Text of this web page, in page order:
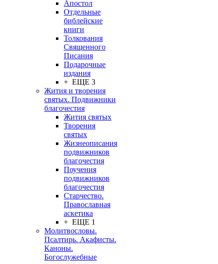
Апостол
Отдельные
библейские
книги
Толкования
Священного
Писания
Подарочные
издания
+ ЕЩЕ 3
Жития и творения
святых. Подвижники
благочестия
Жития святых
Творения
святых
Жизнеописания
подвижников
благочестия
Поучения
подвижников
благочестия
Старчество.
Православная
аскетика
+ ЕЩЕ 1
Молитвословы.
Псалтирь. Акафисты.
Каноны.
Богослужебные